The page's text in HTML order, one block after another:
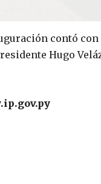
contó
Hugo